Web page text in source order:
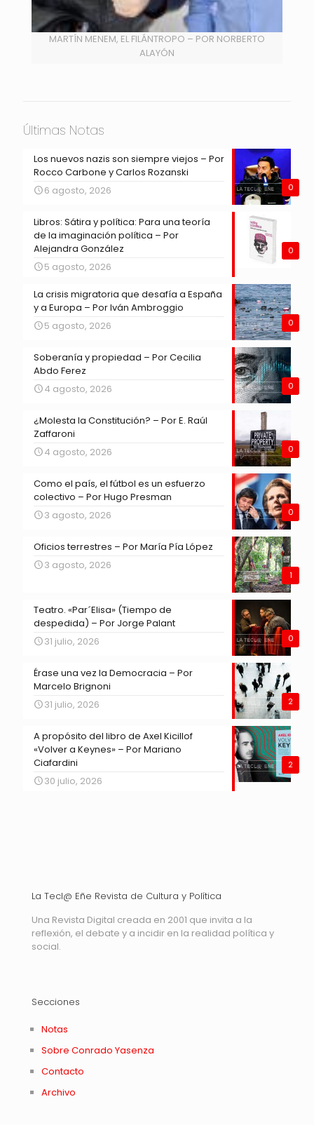
MARTÍN MENEM, EL FILÁNTROPO – POR NORBERTO
ALAYÓN
Últimas Notas
0
Los nuevos nazis son siempre viejos – Por
Rocco Carbone y Carlos Rozanski
6 agosto, 2026
0
Libros: Sátira y política: Para una teoría
de la imaginación política – Por
Alejandra González
5 agosto, 2026
0
La crisis migratoria que desafía a España
y a Europa – Por Iván Ambroggio
5 agosto, 2026
0
Soberanía y propiedad – Por Cecilia
Abdo Ferez
4 agosto, 2026
0
¿Molesta la Constitución? – Por E. Raúl
Zaffaroni
4 agosto, 2026
0
Como el país, el fútbol es un esfuerzo
colectivo – Por Hugo Presman
3 agosto, 2026
1
Oficios terrestres – Por María Pía López
3 agosto, 2026
0
Teatro. «Par´Elisa» (Tiempo de
despedida) – Por Jorge Palant
31 julio, 2026
2
Érase una vez la Democracia – Por
Marcelo Brignoni
31 julio, 2026
2
A propósito del libro de Axel Kicillof
«Volver a Keynes» – Por Mariano
Ciafardini
30 julio, 2026
La Tecl@ Eñe Revista de Cultura y Política
Una Revista Digital creada en 2001 que invita a la
reflexión, el debate y a incidir en la realidad política y
social.
Secciones
Notas
Sobre Conrado Yasenza
Contacto
Archivo